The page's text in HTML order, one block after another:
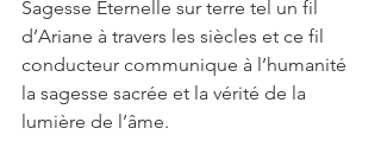
Sagesse Eternelle sur terre tel un fil
d’Ariane à travers les siècles et ce fil
conducteur communique à l’humanité
la sagesse sacrée et la vérité de la
lumière de l’âme.